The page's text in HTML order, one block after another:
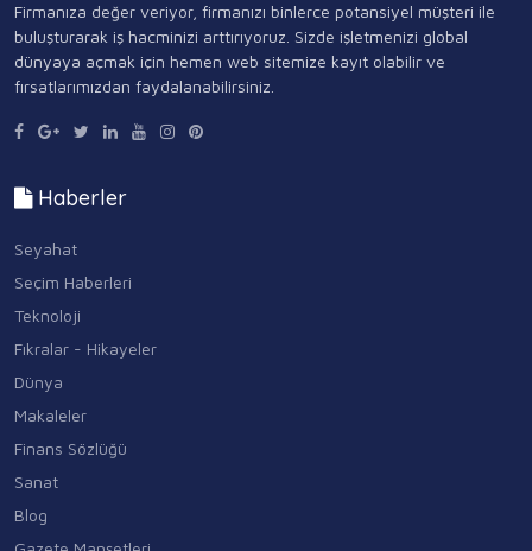
Firmanıza değer veriyor, firmanızı binlerce potansiyel müşteri ile
buluşturarak iş hacminizi arttırıyoruz. Sizde işletmenizi global
dünyaya açmak için hemen web sitemize kayıt olabilir ve
fırsatlarımızdan faydalanabilirsiniz.
Haberler
Seyahat
Seçim Haberleri
Teknoloji
Fıkralar - Hikayeler
Dünya
Makaleler
Finans Sözlüğü
Sanat
Blog